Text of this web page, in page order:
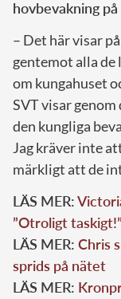
hovbevakning på
– Det här visar
gentemot alla de
om kungahuset
SVT visar
den kungliga
Jag kräver inte
märkligt att de
LÄS MER:
”Otroligt taskigt!”
LÄS MER: Chris
sprids på nätet
LÄS MER: